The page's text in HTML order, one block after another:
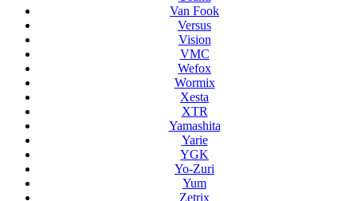
Van Fook
Versus
Vision
VMC
Wefox
Wormix
Xesta
XTR
Yamashita
Yarie
YGK
Yo-Zuri
Yum
Zetrix